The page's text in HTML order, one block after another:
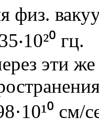
физ.
гц.
эти
см/